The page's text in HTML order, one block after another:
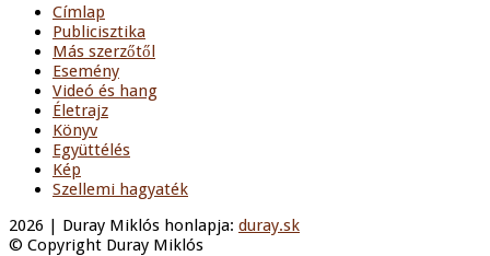
Címlap
Publicisztika
Más szerzőtől
Esemény
Videó és hang
Életrajz
Könyv
Együttélés
Kép
Szellemi hagyaték
2026 | Duray Miklós honlapja: duray.sk
© Copyright Duray Miklós